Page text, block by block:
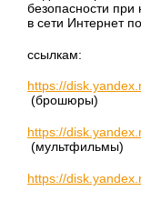
безопасности
в сети Интернет по
ссылкам:
https://
(брошюры)
https://
(мультфильмы)
https://